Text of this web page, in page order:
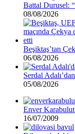
Battal Durusel:
08/08/2026
Beşiktaş’tan
06/08/2026
Serdal
05/08/2026
Enver
16/07/2009